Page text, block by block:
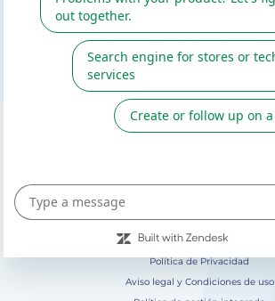
SÍGUENOS EN
Política de Privacidad
Aviso legal y Condiciones de uso